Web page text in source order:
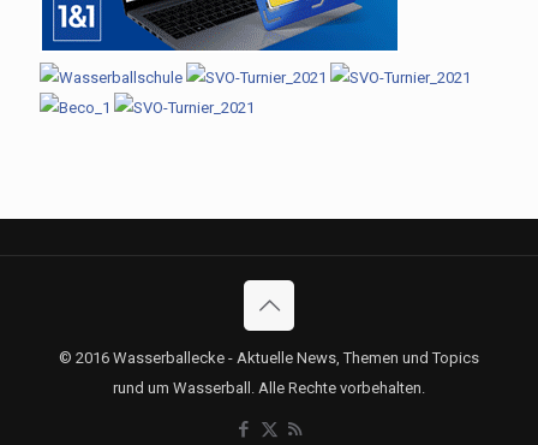
© 2016 Wasserballecke - Aktuelle News, Themen und Topics
rund um Wasserball. Alle Rechte vorbehalten.